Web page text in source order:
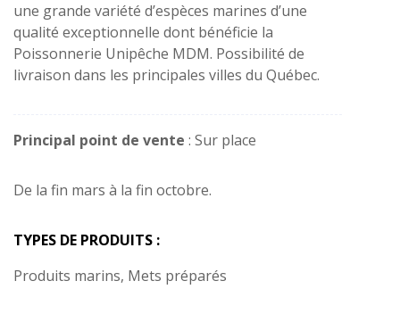
une grande variété d’espèces marines d’une
qualité exceptionnelle dont bénéficie la
Poissonnerie Unipêche MDM. Possibilité de
livraison dans les principales villes du Québec.
Principal point de vente : Sur place
De la fin mars à la fin octobre.
TYPES DE PRODUITS :
Produits marins, Mets préparés